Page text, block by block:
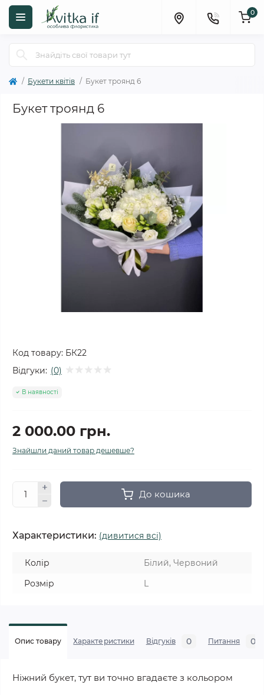
0
Букети квітів Букет троянд 6
Букет троянд 6
Код товару: БК22
Відгуки: (0)
В наявності
2 000.00 грн.
Знайшли даний товар дешевше?
До кошика
Характеристики: (дивитися всі)
Колір
Білий, Червоний
Розмір
L
Опис товару Характеристики Відгуків 0 Питання 0
Ніжний букет, тут ви точно вгадаєте з кольором